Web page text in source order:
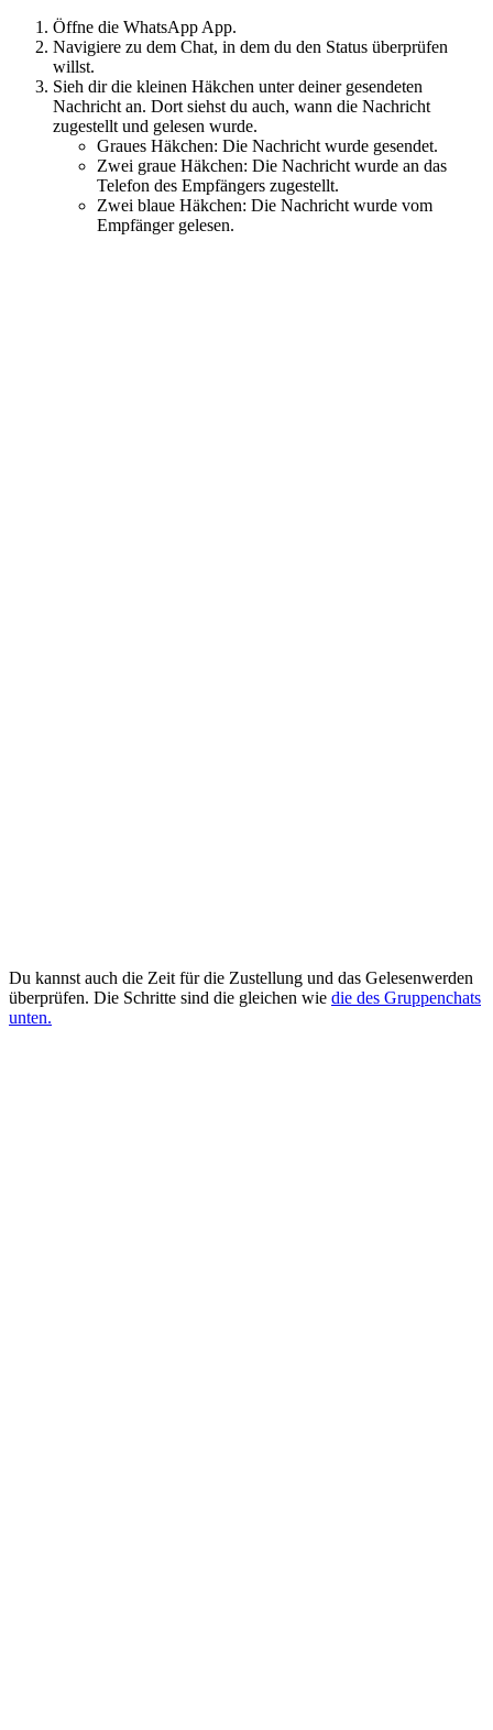
Öffne die WhatsApp App.
Navigiere zu dem Chat, in dem du den Status überprüfen
willst.
Sieh dir die kleinen Häkchen unter deiner gesendeten
Nachricht an. Dort siehst du auch, wann die Nachricht
zugestellt und gelesen wurde.
Graues Häkchen: Die Nachricht wurde gesendet.
Zwei graue Häkchen: Die Nachricht wurde an das
Telefon des Empfängers zugestellt.
Zwei blaue Häkchen: Die Nachricht wurde vom
Empfänger gelesen.
Du kannst auch die Zeit für die Zustellung und das Gelesenwerden
überprüfen. Die Schritte sind die gleichen wie die des Gruppenchats
unten.